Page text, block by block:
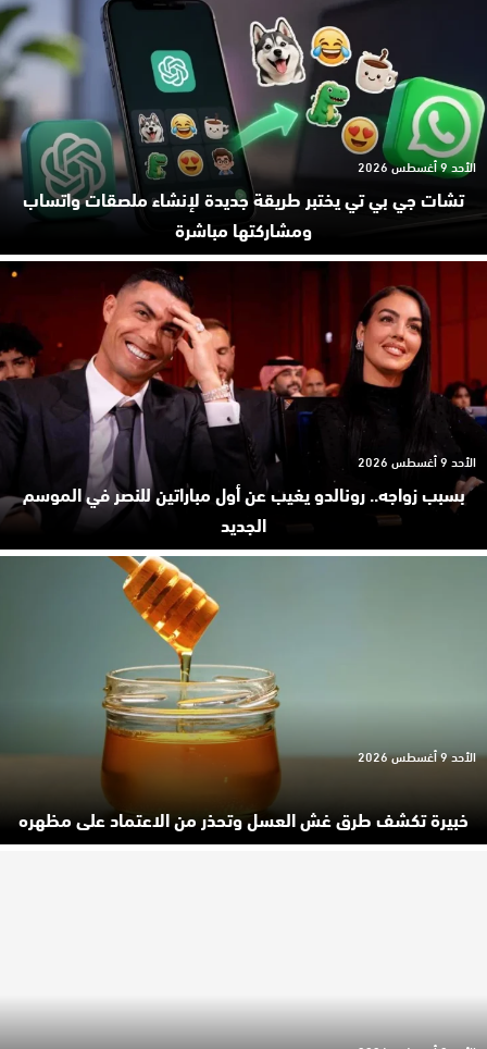
تشات جي بي تي يختبر طريقة جديدة لإنشاء ملصقات واتساب
ومشاركتها مباشرة
الأحد 9 أغسطس 2026
بسبب زواجه.. رونالدو يغيب عن أول مباراتين للنصر في الموسم
الجديد
الأحد 9 أغسطس 2026
خبيرة تكشف طرق غش العسل وتحذر من الاعتماد على مظهره
الأحد 9 أغسطس 2026